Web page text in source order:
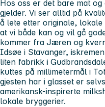
Hos oss er det bare mat
gjelder. Vi ser alltid på
å lete etter originale,
at vi både kan og vil gå
kommer fra Jæren og
Idsøe i Stavanger,
liten fabrikk i
kuttes på millimetermål i
gjesten har i glasset er
amerikansk-inspirerte
lokale bryggerier.